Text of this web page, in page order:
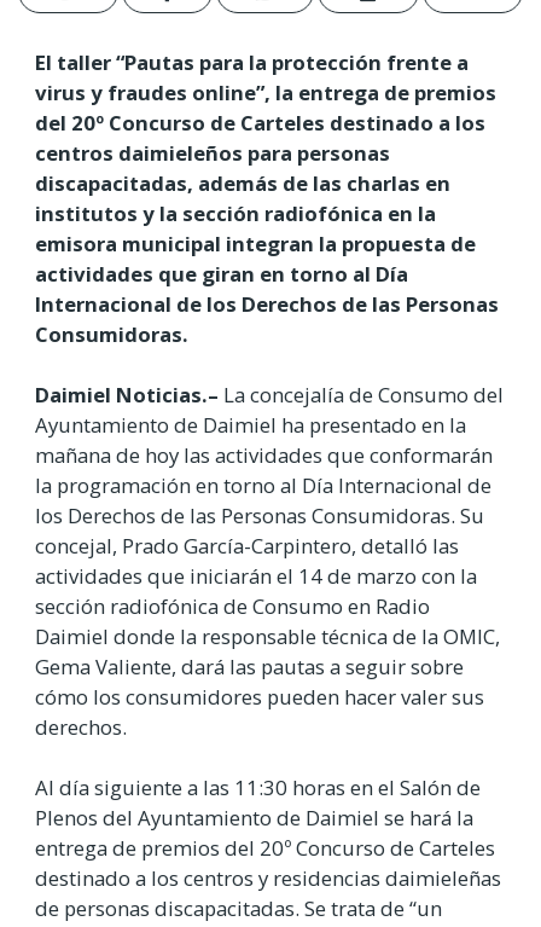
El taller “Pautas para la protección frente a
virus y fraudes online”, la entrega de premios
del 20º Concurso de Carteles destinado a los
centros daimieleños para personas
discapacitadas, además de las charlas en
institutos y la sección radiofónica en la
emisora municipal integran la propuesta de
actividades que giran en torno al Día
Internacional de los Derechos de las Personas
Consumidoras.
Daimiel Noticias.– La concejalía de Consumo del
Ayuntamiento de Daimiel ha presentado en la
mañana de hoy las actividades que conformarán
la programación en torno al Día Internacional de
los Derechos de las Personas Consumidoras. Su
concejal, Prado García-Carpintero, detalló las
actividades que iniciarán el 14 de marzo con la
sección radiofónica de Consumo en Radio
Daimiel donde la responsable técnica de la OMIC,
Gema Valiente, dará las pautas a seguir sobre
cómo los consumidores pueden hacer valer sus
derechos.
Al día siguiente a las 11:30 horas en el Salón de
Plenos del Ayuntamiento de Daimiel se hará la
entrega de premios del 20º Concurso de Carteles
destinado a los centros y residencias daimieleñas
de personas discapacitadas. Se trata de “un